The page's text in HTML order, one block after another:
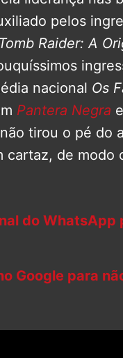
pelos
Tomb Raider: A
nacional Os
Pantera Negra
tirou o pé do
cartaz, de modo
do
Google para